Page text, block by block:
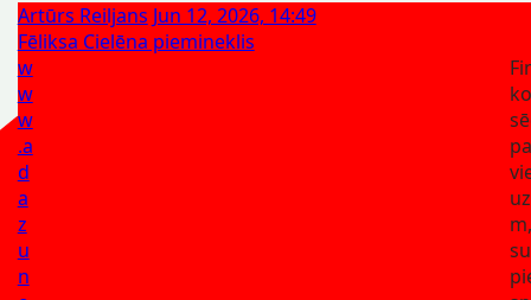
Artūrs Reiljans Jun 12, 2026, 14:49
Fēliksa Cielēna piemineklis
w
w
w
.a
d
a
z
u
n